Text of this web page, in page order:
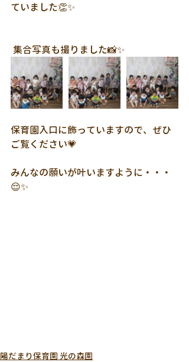
ていました👏✨
集合写真も撮りました📸✨
保育園入口に飾っていますので、ぜひ
ご覧ください💗
みんなの願いが叶いますように・・・
😌✨
陽だまり保育園 光の森園